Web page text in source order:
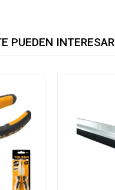
PUEDEN INTERESAR